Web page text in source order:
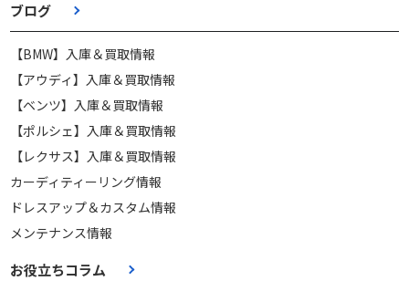
ブログ
【BMW】入庫＆買取情報
【アウディ】入庫＆買取情報
【ベンツ】入庫＆買取情報
【ポルシェ】入庫＆買取情報
【レクサス】入庫＆買取情報
カーディティーリング情報
ドレスアップ＆カスタム情報
メンテナンス情報
お役立ちコラム